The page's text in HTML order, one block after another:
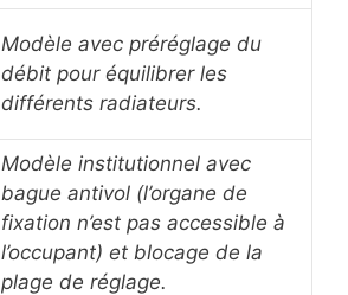
Modèle avec préréglage du
débit pour équilibrer les
différents radiateurs.
Modèle institutionnel avec
bague antivol (l’organe de
fixation n’est pas accessible à
l’occupant) et blocage de la
plage de réglage.